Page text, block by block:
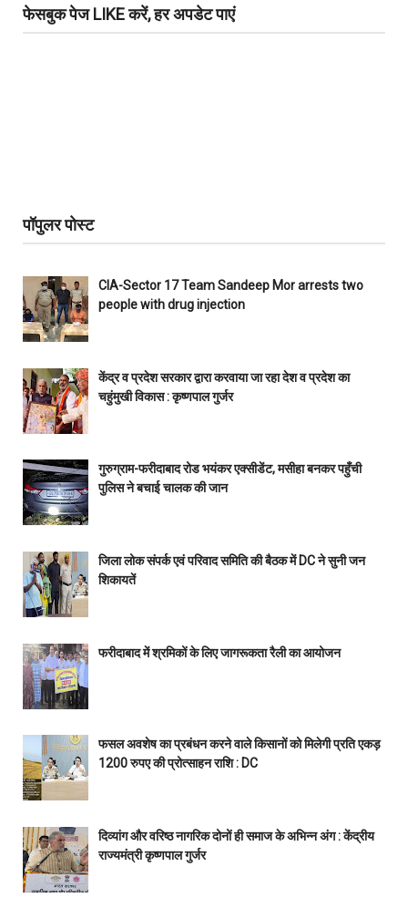
फेसबुक पेज LIKE करें, हर अपडेट पाएं
पॉपुलर पोस्ट
CIA-Sector 17 Team Sandeep Mor arrests two
people with drug injection
केंद्र व प्रदेश सरकार द्वारा करवाया जा रहा देश व प्रदेश का
चहुंमुखी विकास : कृष्णपाल गुर्जर
गुरुग्राम-फरीदाबाद रोड भयंकर एक्सीडेंट, मसीहा बनकर पहुँची
पुलिस ने बचाई चालक की जान
जिला लोक संपर्क एवं परिवाद समिति की बैठक में DC ने सुनी जन
शिकायतें
फरीदाबाद में श्रमिकों के लिए जागरूकता रैली का आयोजन
फसल अवशेष का प्रबंधन करने वाले किसानों को मिलेगी प्रति एकड़
1200 रुपए की प्रोत्साहन राशि : DC
दिव्यांग और वरिष्ठ नागरिक दोनों ही समाज के अभिन्न अंग : केंद्रीय
राज्यमंत्री कृष्णपाल गुर्जर